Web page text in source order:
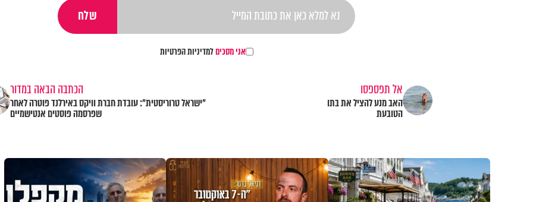
אני מסכיםלמדיניות הפרטיות
אל תפספסו
האב מנע להציל את בתו
הטובעת
הכתבה הבאה במדור
"ישראל טרוריסטית": עובדת חברת וויקס באירלנד פוטרה לאחר
שפרסמה פוסטים אנטישמיים